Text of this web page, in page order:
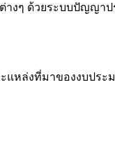
งๆ ด้วยระบบปัญญ
หล่งที่มาของงบปร